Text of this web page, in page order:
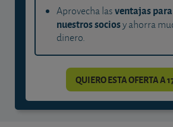
Aprovecha lasventajas para
nuestros sociosy ahorra
dinero.
QUIERO ESTA OFERTA A